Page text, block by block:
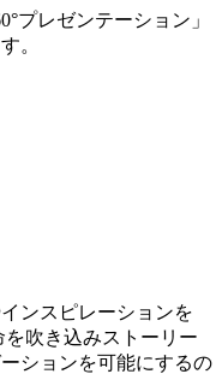
プレゼンテーション」
。
ンスピレーションを
吹き込みストーリー
ションを可能にするの